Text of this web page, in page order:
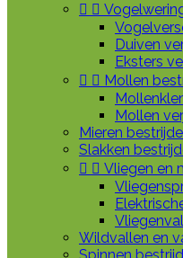
 
Duiven
Eksters
  Mollen
Mollen
Mieren
Slakken
  Vliegen en
Vliegenval
Wildvallen en